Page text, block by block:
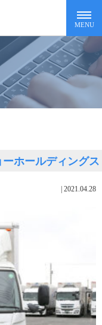
ホールディングス
2021.04.28